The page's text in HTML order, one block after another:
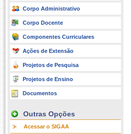
Corpo Administrativo
Corpo Docente
Componentes Curriculares
Ações de Extensão
Projetos de Pesquisa
Projetos de Ensino
Documentos
Outras Opções
Acessar o SIGAA